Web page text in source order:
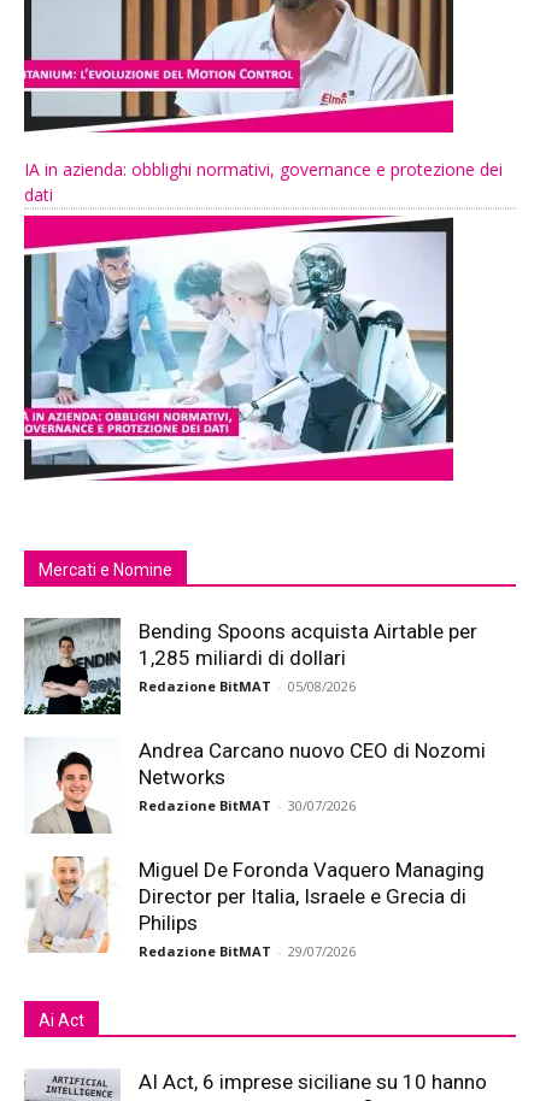
IA in azienda: obblighi normativi, governance e protezione dei
dati
Mercati e Nomine
Bending Spoons acquista Airtable per
1,285 miliardi di dollari
Redazione BitMAT - 05/08/2026
Andrea Carcano nuovo CEO di Nozomi
Networks
Redazione BitMAT - 30/07/2026
Miguel De Foronda Vaquero Managing
Director per Italia, Israele e Grecia di
Philips
Redazione BitMAT - 29/07/2026
Ai Act
AI Act, 6 imprese siciliane su 10 hanno